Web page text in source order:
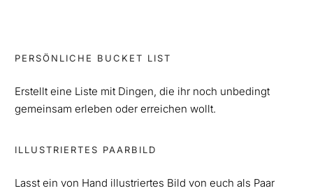
PERSÖNLICHE BUCKET LIST
Erstellt eine Liste mit Dingen, die ihr noch unbedingt
gemeinsam erleben oder erreichen wollt.
ILLUSTRIERTES PAARBILD
Lasst ein von Hand illustriertes Bild von euch als Paar